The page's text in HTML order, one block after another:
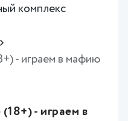
комплекс
- играем в мафию
- играем в